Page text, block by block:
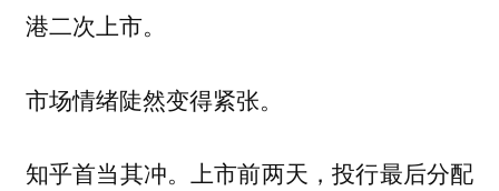
港二次上市。
市场情绪陡然变得紧张。
知乎首当其冲。上市前两天，投行最后分配